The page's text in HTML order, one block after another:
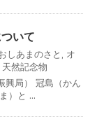
いて
しあまのさと , オ
天然記念物
興局） 冠島（かん
）と ...